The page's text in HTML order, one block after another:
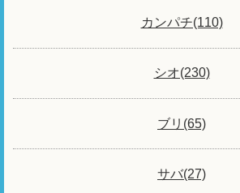
カンパチ(110)
シオ(230)
ブリ(65)
サバ(27)